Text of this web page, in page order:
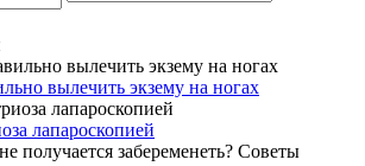
вылечить экзему на ногах
лапароскопией